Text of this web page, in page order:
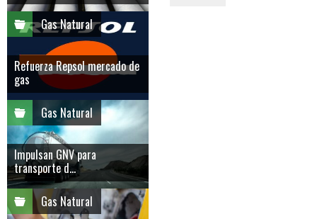
Gas Natural
Refuerza Repsol mercado de
gas
Gas Natural
Impulsan GNV para
transporte d...
Gas Natural